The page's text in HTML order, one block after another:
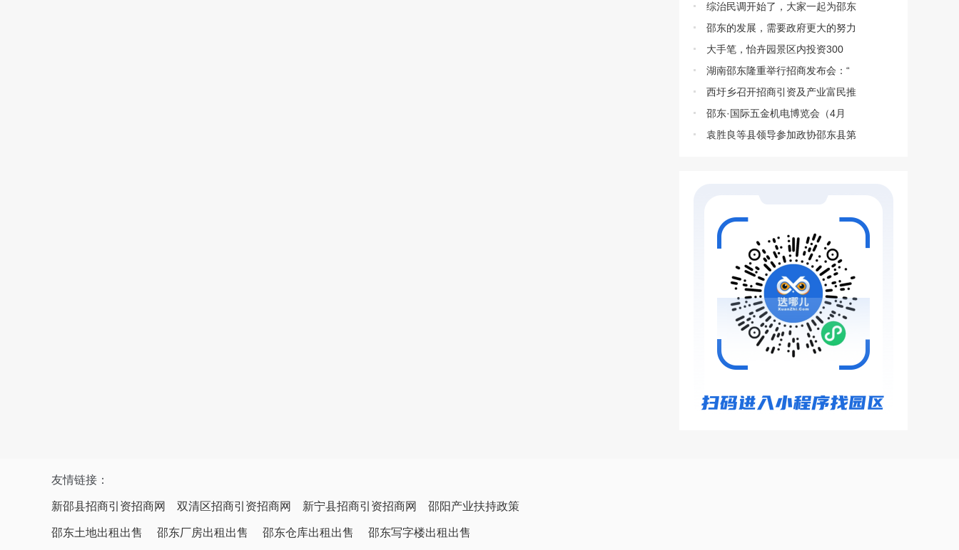
综治民调开始了，大家一起为邵东
邵东的发展，需要政府更大的努力
大手笔，怡卉园景区内投资300
湖南邵东隆重举行招商发布会：“
西圩乡召开招商引资及产业富民推
邵东·国际五金机电博览会（4月
袁胜良等县领导参加政协邵东县第
友情链接：
新邵县招商引资招商网 双清区招商引资招商网 新宁县招商引资招商网 邵阳产业扶持政策
邵东土地出租出售 邵东厂房出租出售 邵东仓库出租出售 邵东写字楼出租出售